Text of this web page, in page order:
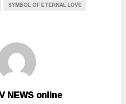
SYMBOL OF ETERNAL LOVE
NEWS online